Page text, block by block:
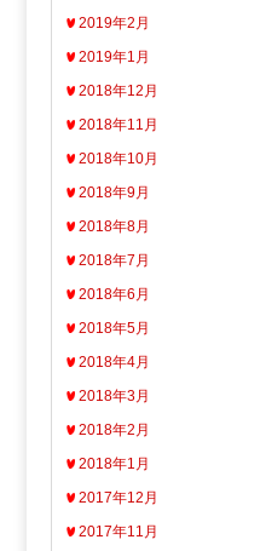
2019年2月
2019年1月
2018年12月
2018年11月
2018年10月
2018年9月
2018年8月
2018年7月
2018年6月
2018年5月
2018年4月
2018年3月
2018年2月
2018年1月
2017年12月
2017年11月